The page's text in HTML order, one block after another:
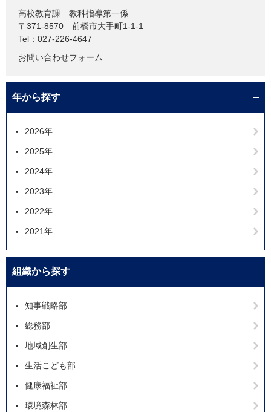
高校教育課
教科指導第一係
〒371-8570
前橋市大手町1-1-1
Tel：027-226-4647
お問い合わせフォーム
年から探す
2026年
2025年
2024年
2023年
2022年
2021年
組織から探す
知事戦略部
総務部
地域創生部
生活こども部
健康福祉部
環境森林部